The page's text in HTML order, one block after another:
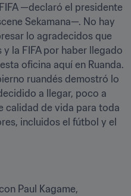
—declaró el presidente
Sekamana—. No hay
lo agradecidos que
la FIFA por haber llegado
oficina aquí en Ruanda.
ruandés demostró lo
a llegar, poco a
calidad de vida para toda
incluidos el fútbol y el
Paul Kagame,